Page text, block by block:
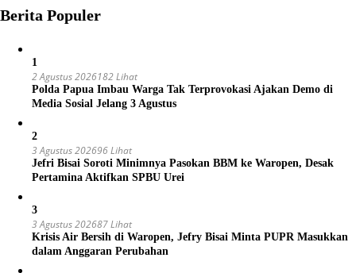
Berita Populer
1
2 Agustus 2026182 Lihat
Polda Papua Imbau Warga Tak Terprovokasi Ajakan Demo di
Media Sosial Jelang 3 Agustus
2
3 Agustus 202696 Lihat
Jefri Bisai Soroti Minimnya Pasokan BBM ke Waropen, Desak
Pertamina Aktifkan SPBU Urei
3
3 Agustus 202687 Lihat
Krisis Air Bersih di Waropen, Jefry Bisai Minta PUPR Masukkan
dalam Anggaran Perubahan